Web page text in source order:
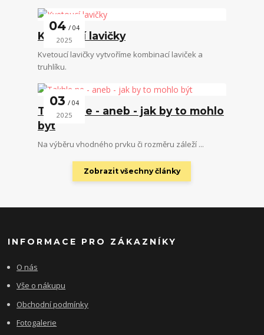
04 04
2025
Kvetoucí lavičky
Kvetoucí lavičky vytvoříme kombinací laviček a
truhlíku.
03 04
2025
Takhle ne - aneb - jak by to mohlo
být
Na výběru vhodného prvku či rozměru záleží ...
Zobrazit všechny články
INFORMACE PRO ZÁKAZNÍKY
O nás
Vše o nákupu
Obchodní podmínky
Fotogalerie